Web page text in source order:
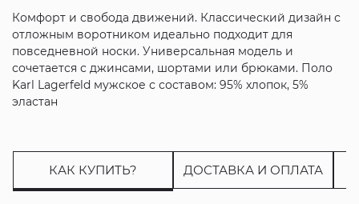
Комфорт и свобода движений. Классический дизайн с
отложным воротником идеально подходит для
повседневной носки. Универсальная модель и
сочетается с джинсами, шортами или брюками. Поло
Karl Lagerfeld мужское с составом: 95% хлопок, 5%
эластан
КАК КУПИТЬ? ДОСТАВКА И ОПЛАТА